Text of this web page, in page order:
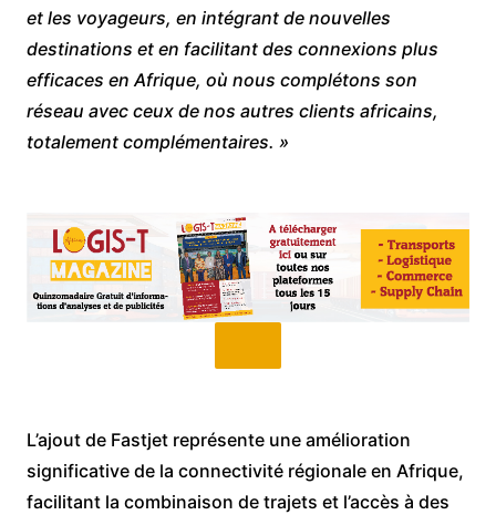
et les voyageurs, en intégrant de nouvelles
destinations et en facilitant des connexions plus
efficaces en Afrique, où nous complétons son
réseau avec ceux de nos autres clients africains,
totalement complémentaires. »
L’ajout de Fastjet représente une amélioration
significative de la connectivité régionale en Afrique,
facilitant la combinaison de trajets et l’accès à des